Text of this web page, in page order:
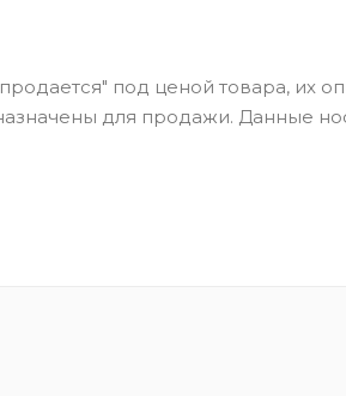
под ценой товара, их
для продажи. Данные